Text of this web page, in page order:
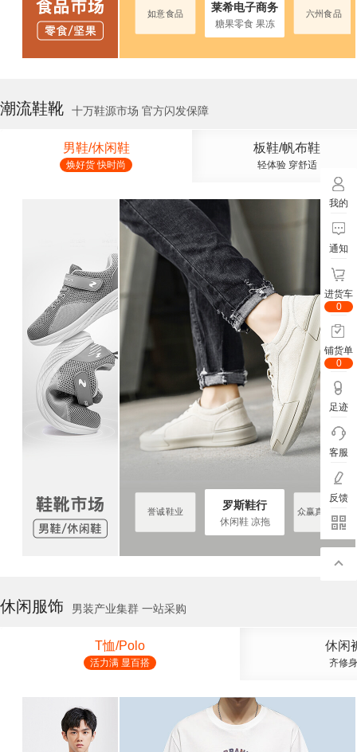
电子商务 六州食品 如意食品
莱希电子商务
糖果零食 果冻
六州食品
潮流鞋靴 十万鞋源市场 官方闪发保障
男鞋/休闲鞋
焕好货 快时尚
板鞋/帆布鞋
轻体验 穿舒适
众赢真皮鞋厂 誉诚鞋业
罗斯鞋行
休闲鞋 凉拖
众赢真皮鞋厂
休闲服饰 男装产业集群 一站采购
T恤/Polo
活力满 显百搭
休闲
齐修
我的
通知
进货车
0
铺货单
0
足迹
客服
反馈